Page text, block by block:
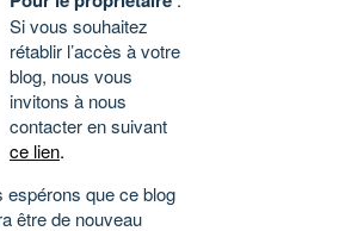
Si vous souhaitez
rétablir l’accès à votre
blog, nous vous
invitons à nous
contacter en suivant
ce lien.
espérons que ce blog
être de nouveau